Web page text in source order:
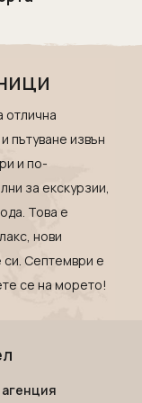
отлична
пътуване извън
и по-
за екскурзии,
Това е
нови
Септември е
се на морето!